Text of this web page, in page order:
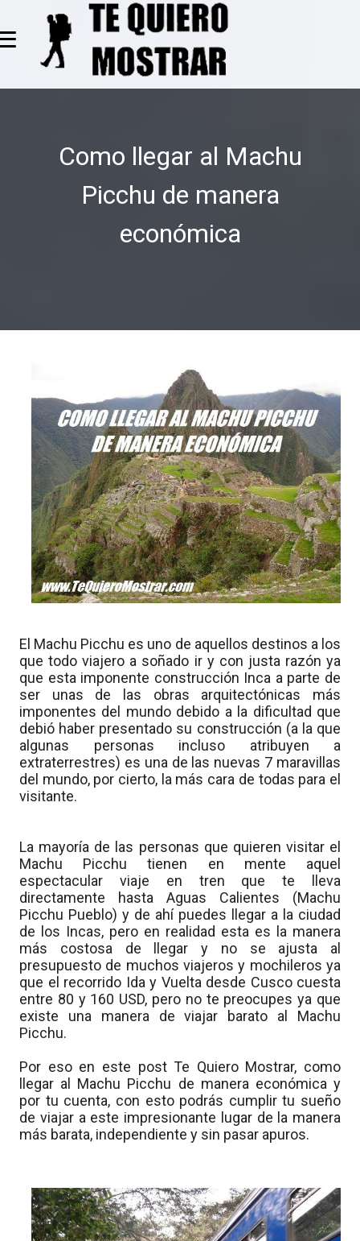
Como llegar al Machu
Picchu de manera
económica
El Machu Picchu es uno de aquellos destinos a los
que todo viajero a soñado ir y con justa razón ya
que esta imponente construcción Inca a parte de
ser unas de las obras arquitectónicas más
imponentes del mundo debido a la dificultad que
debió haber presentado su construcción (a la que
algunas personas incluso atribuyen a
extraterrestres) es una de las nuevas 7 maravillas
del mundo, por cierto, la más cara de todas para el
visitante.
La mayoría de las personas que quieren visitar el
Machu Picchu tienen en mente aquel
espectacular viaje en tren que te lleva
directamente hasta Aguas Calientes (Machu
Picchu Pueblo) y de ahí puedes llegar a la ciudad
de los Incas, pero en realidad esta es la manera
más costosa de llegar y no se ajusta al
presupuesto de muchos viajeros y mochileros ya
que el recorrido Ida y Vuelta desde Cusco cuesta
entre 80 y 160 USD, pero no te preocupes ya que
existe una manera de viajar barato al Machu
Picchu.
Por eso en este post Te Quiero Mostrar, como
llegar al Machu Picchu de manera económica y
por tu cuenta, con esto podrás cumplir tu sueño
de viajar a este impresionante lugar de la manera
más barata, independiente y sin pasar apuros.